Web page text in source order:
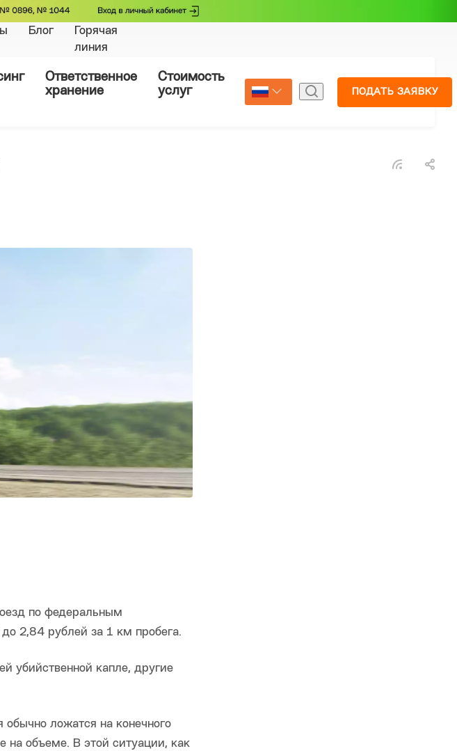
Блог
Горячая
линия
Ответственное
хранение
Стоимость
услуг
Страхование
Select Language
ПОДАТЬ ЗАЯВКУ
по федеральным
2,84 рублей за 1 км пробега.
убийственной капле, другие
ложатся на конечного
на объеме. В этой ситуации, как